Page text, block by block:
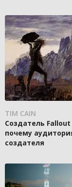
TIM CAIN
Создатель
почему
создателя